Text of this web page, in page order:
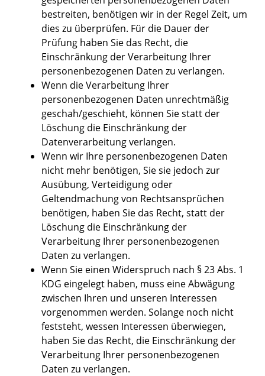
bestreiten, benötigen wir in der Regel Zeit, um
dies zu überprüfen. Für die Dauer der
Prüfung haben Sie das Recht, die
Einschränkung der Verarbeitung Ihrer
personenbezogenen Daten zu verlangen.
Wenn die Verarbeitung Ihrer
personenbezogenen Daten unrechtmäßig
geschah/geschieht, können Sie statt der
Löschung die Einschränkung der
Datenverarbeitung verlangen.
Wenn wir Ihre personenbezogenen Daten
nicht mehr benötigen, Sie sie jedoch zur
Ausübung, Verteidigung oder
Geltendmachung von Rechtsansprüchen
benötigen, haben Sie das Recht, statt der
Löschung die Einschränkung der
Verarbeitung Ihrer personenbezogenen
Daten zu verlangen.
Wenn Sie einen Widerspruch nach § 23 Abs. 1
KDG eingelegt haben, muss eine Abwägung
zwischen Ihren und unseren Interessen
vorgenommen werden. Solange noch nicht
feststeht, wessen Interessen überwiegen,
haben Sie das Recht, die Einschränkung der
Verarbeitung Ihrer personenbezogenen
Daten zu verlangen.